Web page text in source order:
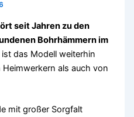
seit Jahren zu den
Bohrhämmern im
das Modell weiterhin
als auch von
mit großer Sorgfalt